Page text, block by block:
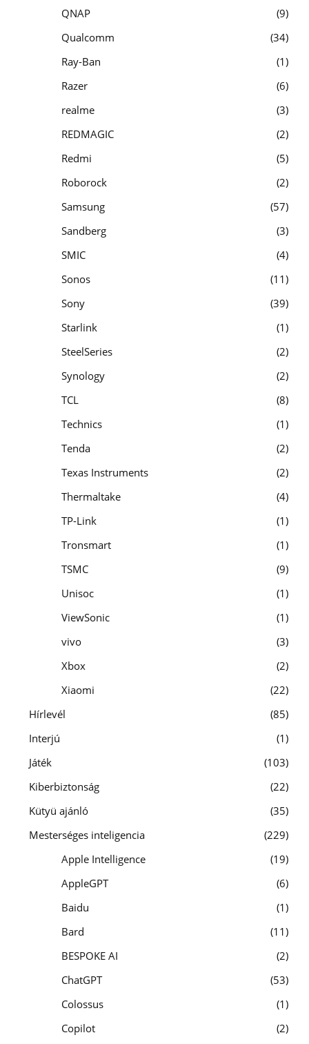
QNAP
9
Qualcomm
34
Ray-Ban
1
Razer
6
realme
3
REDMAGIC
2
Redmi
5
Roborock
2
Samsung
57
Sandberg
3
SMIC
4
Sonos
11
Sony
39
Starlink
1
SteelSeries
2
Synology
2
TCL
8
Technics
1
Tenda
2
Texas Instruments
2
Thermaltake
4
TP-Link
1
Tronsmart
1
TSMC
9
Unisoc
1
ViewSonic
1
vivo
3
Xbox
2
Xiaomi
22
Hírlevél
85
Interjú
1
Játék
103
Kiberbiztonság
22
Kütyü ajánló
35
Mesterséges inteligencia
229
Apple Intelligence
19
AppleGPT
6
Baidu
1
Bard
11
BESPOKE AI
2
ChatGPT
53
Colossus
1
Copilot
2